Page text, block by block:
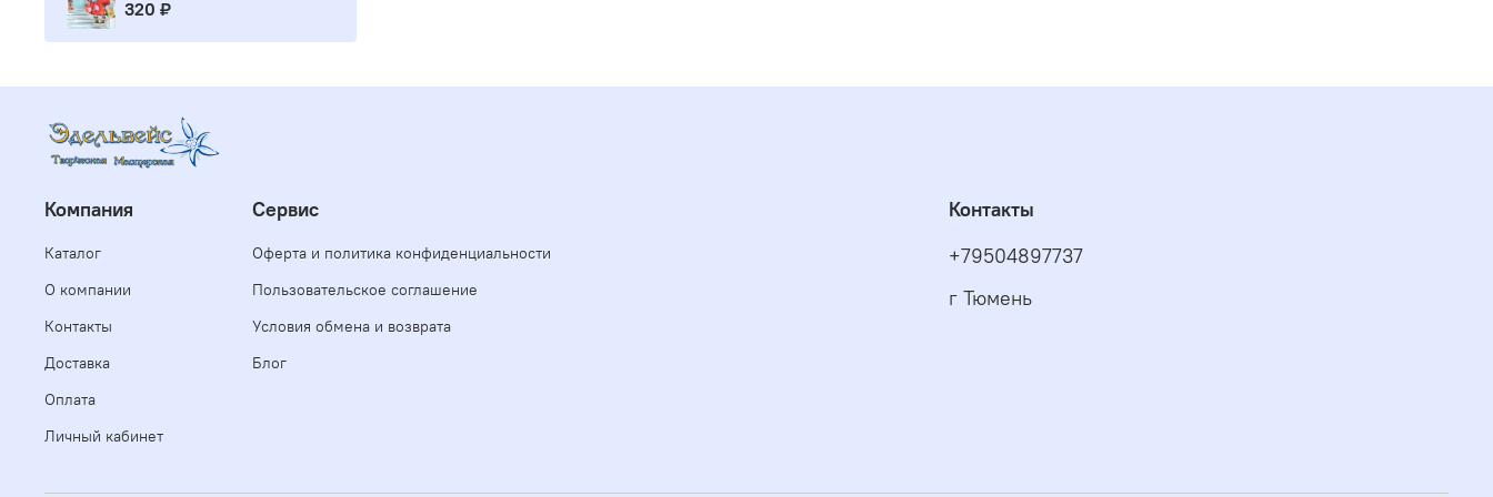
320 ₽
Компания
Каталог
О компании
Контакты
Доставка
Оплата
Личный кабинет
Сервис
Оферта и политика конфиденциальности
Пользовательское соглашение
Условия обмена и возврата
Блог
Контакты
+79504897737
г Тюмень